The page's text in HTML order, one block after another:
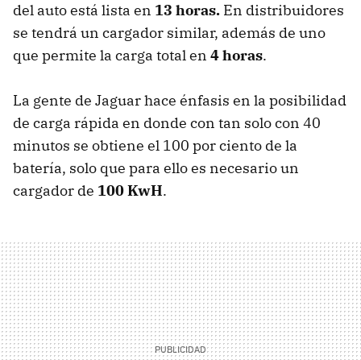
del auto está lista en 13 horas. En distribuidores
se tendrá un cargador similar, además de uno
que permite la carga total en 4 horas.
La gente de Jaguar hace énfasis en la posibilidad
de carga rápida en donde con tan solo con 40
minutos se obtiene el 100 por ciento de la
batería, solo que para ello es necesario un
cargador de 100 KwH.